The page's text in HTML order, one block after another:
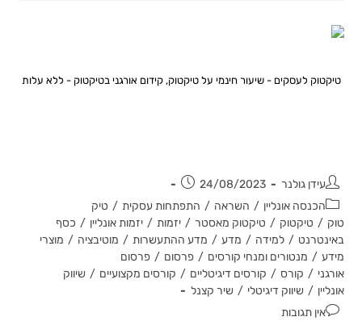
טיקטוק לעסקים - שיעור חינמי על טיקטוק, קידום אורגני בטיקטוק - ללא עלות
עידן גולנר
24/08/2023
הכנסה אונליין / השראה / התפתחות עסקית / טיק
טוק / טיקטוק / טיקטוק מאסטר / יזמות / יזמות אונליין / כסף
באינטרנט / למידה / מדע / מדע ההתעשרות / מוטיבציה / מוצרי
מידע / מנטורים ומנחי קורסים / פרסום / פרסום
אורגני / קורס / קורסים דיגיטליים / קורסים מקצועיים / שיווק
אונליין / שיווק דיגיטלי / שיר קצנל
אין תגובות